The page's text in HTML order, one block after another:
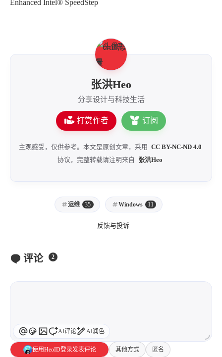
西风往事
全站字数 :
Enhanced Intel® SpeedStep
张洪Heo
分享设计与科技生活
打赏作者 订阅
主观感受，仅供参考。本文是原创文章，采用 CC BY-NC-ND 4.0
协议，完整转载请注明来自
张洪Heo
运维 35 Windows 11
反馈与投诉
评论 2
AI评论 AI润色
使用HeoID登录发表评论 其他方式 匿名